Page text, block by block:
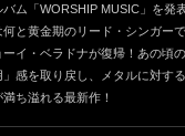
バム「WORSHIP MUSIC」を発
何と黄金期のリード・シンガー
ーイ・ベラドナが復帰！あの頃
」感を取り戻し、メタルに対す
満ち溢れる最新作！